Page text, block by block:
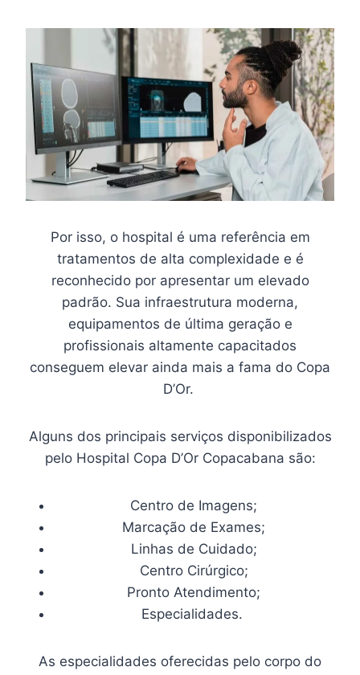
Por isso, o hospital é uma referência em
tratamentos de alta complexidade e é
reconhecido por apresentar um elevado
padrão. Sua infraestrutura moderna,
equipamentos de última geração e
profissionais altamente capacitados
conseguem elevar ainda mais a fama do Copa
D’Or.
Alguns dos principais serviços disponibilizados
pelo Hospital Copa D’Or Copacabana são:
Centro de Imagens;
Marcação de Exames;
Linhas de Cuidado;
Centro Cirúrgico;
Pronto Atendimento;
Especialidades.
As especialidades oferecidas pelo corpo do